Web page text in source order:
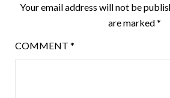
Your email address will not be
are marked*
COMMENT *